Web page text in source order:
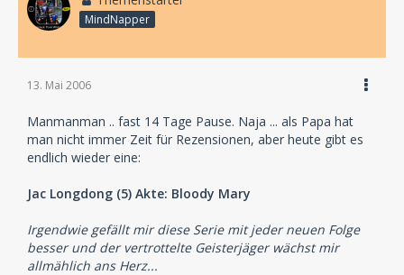
MindNapper
13. Mai 2006
Manmanman .. fast 14 Tage Pause. Naja ... als Papa hat
man nicht immer Zeit für Rezensionen, aber heute gibt es
endlich wieder eine:
Jac Longdong (5) Akte: Bloody Mary
Irgendwie gefällt mir diese Serie mit jeder neuen Folge
besser und der vertrottelte Geisterjäger wächst mir
allmählich ans Herz...